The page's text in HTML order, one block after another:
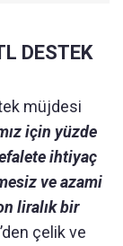
DESTEK
müjdesi
için yüzde
ihtiyaç
ve azami
liralık bir
çelik ve